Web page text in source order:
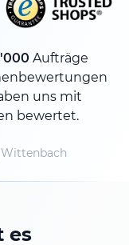
Aufträge
uns mit
bewertet.
es